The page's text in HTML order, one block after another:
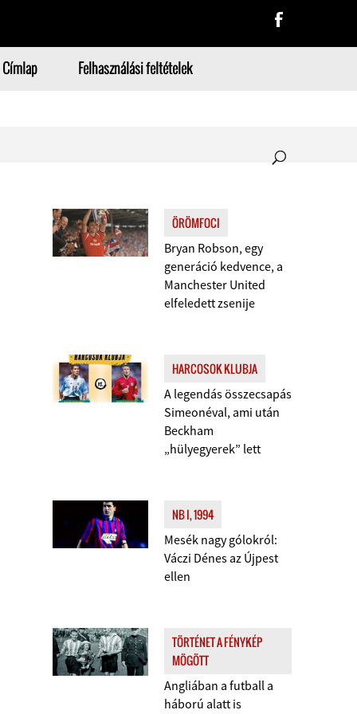
Címlap Felhasználási feltételek
ÖRÖMFOCI
Bryan Robson, egy
generáció kedvence, a
Manchester United
elfeledett zsenije
HARCOSOK KLUBJA
A legendás összecsapás
Simeonéval, ami után
Beckham
„hülyegyerek” lett
NB I, 1994
Mesék nagy gólokról:
Váczi Dénes az Újpest
ellen
TÖRTÉNET A FÉNYKÉP
MÖGÖTT
Angliában a futball a
háború alatt is